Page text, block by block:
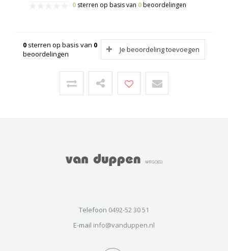
0 sterren op basis van 0beoordelingen
0 sterren op basis van 0
beoordelingen
Je beoordeling toevoegen
Telefoon 0492-52 30 51
E-mail info@vanduppen.nl